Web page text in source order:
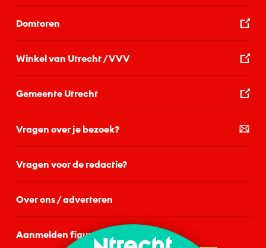
Domtoren
Winkel van Utrecht / VVV
Gemeente Utrecht
Vragen over je bezoek?
Vragen voor de redactie?
Over ons / adverteren
Aanmelden figurant